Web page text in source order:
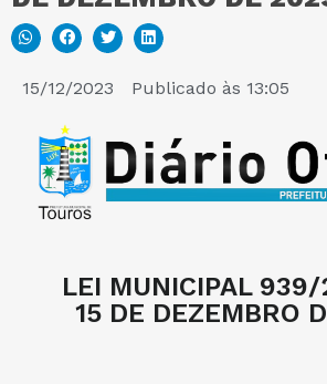
15/12/2023 Publicado às 13:05
LEI MUNICIPAL
15 DE DEZEMBRO
PORTAL DA TRANSPARÊNCIA
E-SIC
PERGUNTAS FREQUENTES